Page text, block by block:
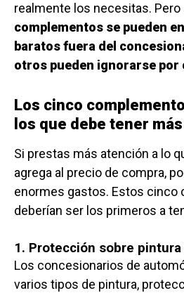
realmente los necesitas. Pero
complementos se pueden
baratos fuera del
otros pueden ignorarse por
Los cinco
los que debe tener
Si prestas más atención a lo
agrega al precio de compra,
enormes gastos. Estos cinco
deberían ser los primeros a
1. Protección sobre
Los concesionarios de
varios tipos de pintura,